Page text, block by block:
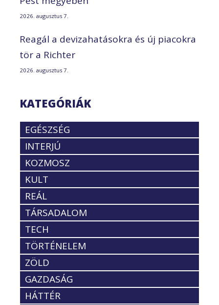
2026. augusztus 7.
Reagál a devizahatásokra és új piacokra
tör a Richter
2026. augusztus 7.
KATEGÓRIÁK
EGÉSZSÉG
INTERJÚ
KOZMOSZ
KULT
REÁL
TÁRSADALOM
TECH
TÖRTÉNELEM
ZÖLD
GAZDASÁG
HÁTTÉR